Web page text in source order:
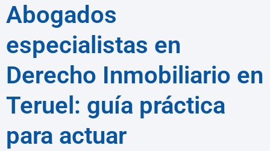
Abogados
especialistas en
Derecho Inmobiliario en
Teruel: guía práctica
para actuar